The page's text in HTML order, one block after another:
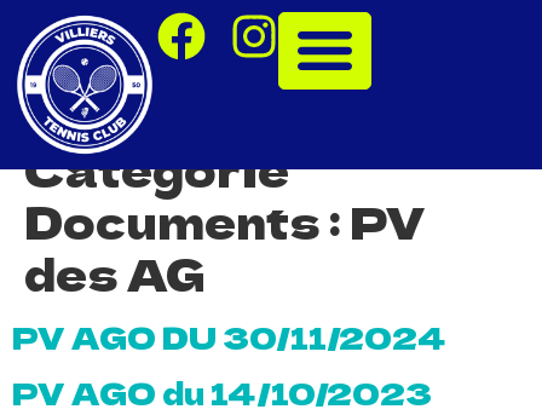
Catégorie
Documents :PV
des AG
PV AGO DU 30/11/2024
PV AGO du 14/10/2023